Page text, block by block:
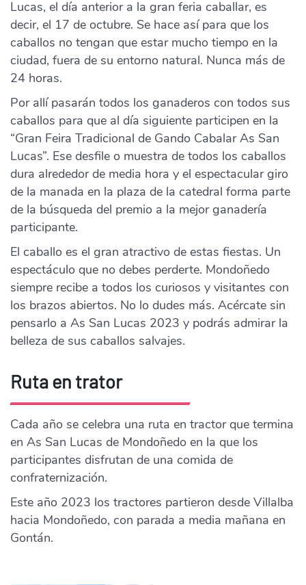
Lucas, el día anterior a la gran feria caballar, es
decir, el 17 de octubre. Se hace así para que los
caballos no tengan que estar mucho tiempo en la
ciudad, fuera de su entorno natural. Nunca más de
24 horas.
Por allí pasarán todos los ganaderos con todos sus
caballos para que al día siguiente participen en la
“Gran Feira Tradicional de Gando Cabalar As San
Lucas”. Ese desfile o muestra de todos los caballos
dura alrededor de media hora y el espectacular giro
de la manada en la plaza de la catedral forma parte
de la búsqueda del premio a la mejor ganadería
participante.
El caballo es el gran atractivo de estas fiestas. Un
espectáculo que no debes perderte. Mondoñedo
siempre recibe a todos los curiosos y visitantes con
los brazos abiertos. No lo dudes más. Acércate sin
pensarlo a As San Lucas 2023 y podrás admirar la
belleza de sus caballos salvajes.
Ruta en trator
Cada año se celebra una ruta en tractor que termina
en As San Lucas de Mondoñedo en la que los
participantes disfrutan de una comida de
confraternización.
Este año 2023 los tractores partieron desde Villalba
hacia Mondoñedo, con parada a media mañana en
Gontán.